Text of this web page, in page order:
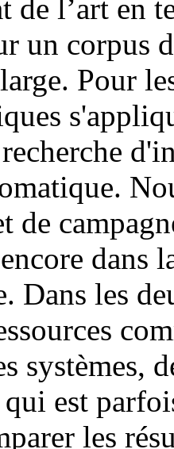
de l’art en
un corpus
Pour
de
dans
Dans les
systèmes,
est
les